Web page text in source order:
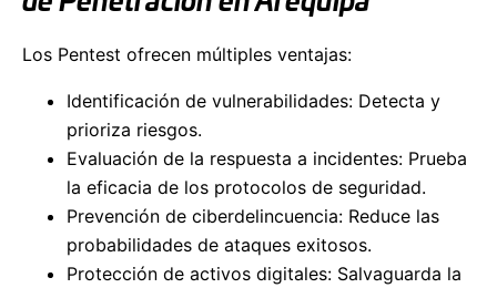
Los Pentest ofrecen múltiples ventajas:
Identificación de vulnerabilidades: Detecta y
prioriza riesgos.
Evaluación de la respuesta a incidentes: Prueba
la eficacia de los protocolos de seguridad.
Prevención de ciberdelincuencia: Reduce las
probabilidades de ataques exitosos.
Protección de activos digitales: Salvaguarda la